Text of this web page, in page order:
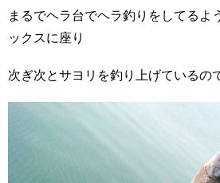
まるでヘラ台でヘラ釣りをしてるよ
ックスに座り
次ぎ次とサヨリを釣り上げているの